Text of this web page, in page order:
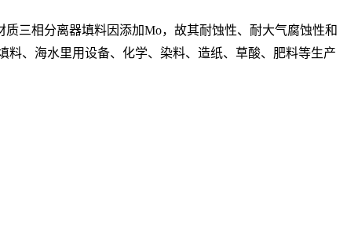
三相分离器填料因添加Mo，故其耐蚀性、耐大气腐蚀性和
料、海水里用设备、化学、染料、造纸、草酸、肥料等生产